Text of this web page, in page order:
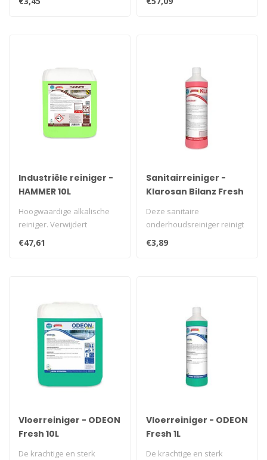
eiwitten van al..
Industriële reiniger -
HAMMER 10L
Hoogwaardige alkalische
reiniger. Verwijdert
hardnekkig vuil,
€47,61
Sanitairreiniger -
Klarosan Bilanz Fresh
Deze sanitaire
onderhoudsreiniger reinigt
grondig en snel. Verwijdert
€3,89
Vloerreiniger - ODEON
Fresh 10L
De krachtige en sterk
Vloerreiniger - ODEON
Fresh 1L
De krachtige en sterk